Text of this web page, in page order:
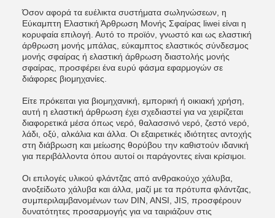
Όσον αφορά τα ευέλικτα συστήματα σωληνώσεων, η
Εύκαμπτη Ελαστική Άρθρωση Μονής Σφαίρας liwei είναι η
κορυφαία επιλογή. Αυτό το προϊόν, γνωστό και ως ελαστική
άρθρωση μονής μπάλας, εύκαμπτος ελαστικός σύνδεσμος
μονής σφαίρας ή ελαστική άρθρωση διαστολής μονής
σφαίρας, προσφέρει ένα ευρύ φάσμα εφαρμογών σε
διάφορες βιομηχανίες.
Είτε πρόκειται για βιομηχανική, εμπορική ή οικιακή χρήση,
αυτή η ελαστική άρθρωση έχει σχεδιαστεί για να χειρίζεται
διαφορετικά μέσα όπως νερό, θαλασσινό νερό, ζεστό νερό,
λάδι, οξύ, αλκάλια και άλλα. Οι εξαιρετικές ιδιότητες αντοχής
στη διάβρωση και μείωσης θορύβου την καθιστούν ιδανική
για περιβάλλοντα όπου αυτοί οι παράγοντες είναι κρίσιμοι.
Οι επιλογές υλικού φλάντζας από ανθρακούχο χάλυβα,
ανοξείδωτο χάλυβα και άλλα, μαζί με τα πρότυπα φλάντζας,
συμπεριλαμβανομένων των DIN, ANSI, JIS, προσφέρουν
δυνατότητες προσαρμογής για να ταιριάζουν στις